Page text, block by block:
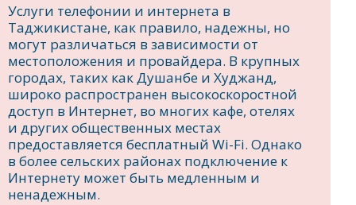
Услуги телефонии и интернета в
Таджикистане, как правило, надежны, но
могут различаться в зависимости от
местоположения и провайдера. В крупных
городах, таких как Душанбе и Худжанд,
широко распространен высокоскоростной
доступ в Интернет, во многих кафе, отелях
и других общественных местах
предоставляется бесплатный Wi-Fi. Однако
в более сельских районах подключение к
Интернету может быть медленным и
ненадежным.